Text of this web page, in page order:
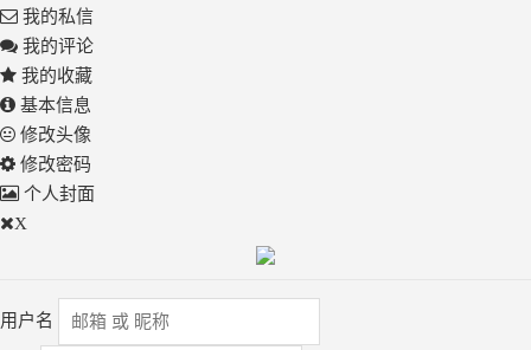
我的私信
我的评论
我的收藏
基本信息
修改头像
修改密码
个人封面
X
用户名